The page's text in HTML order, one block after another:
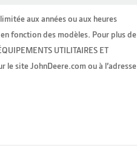
aux années ou aux heures
fonction des modèles. Pour plus de
UTILITAIRES ET
le site JohnDeere.com ou à l’adresse